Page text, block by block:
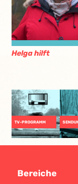
Helga hilft
TV-PROGRAMM
Bereiche